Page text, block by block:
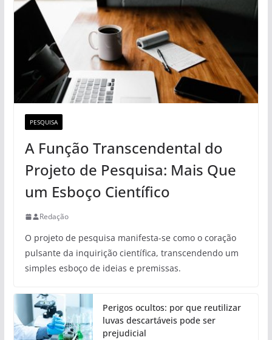
PESQUISA
A Função Transcendental do
Projeto de Pesquisa: Mais Que
um Esboço Científico
Redação
O projeto de pesquisa manifesta-se como o coração
pulsante da inquirição científica, transcendendo um
simples esboço de ideias e premissas.
Perigos ocultos: por que reutilizar
luvas descartáveis pode ser
prejudicial